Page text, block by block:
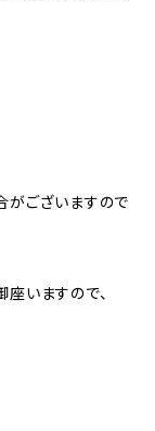
がございますので
いますので、